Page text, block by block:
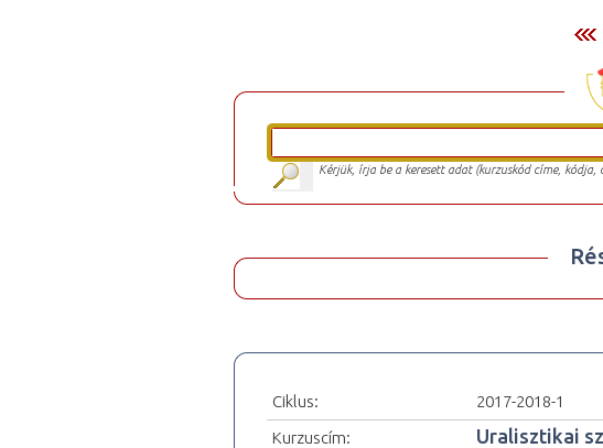
Kérjük, írja be a keresett adat (kurzuskód címe, kódja,
Ciklus:
2017-2018-1
Kurzuscím:
Uralisztikai